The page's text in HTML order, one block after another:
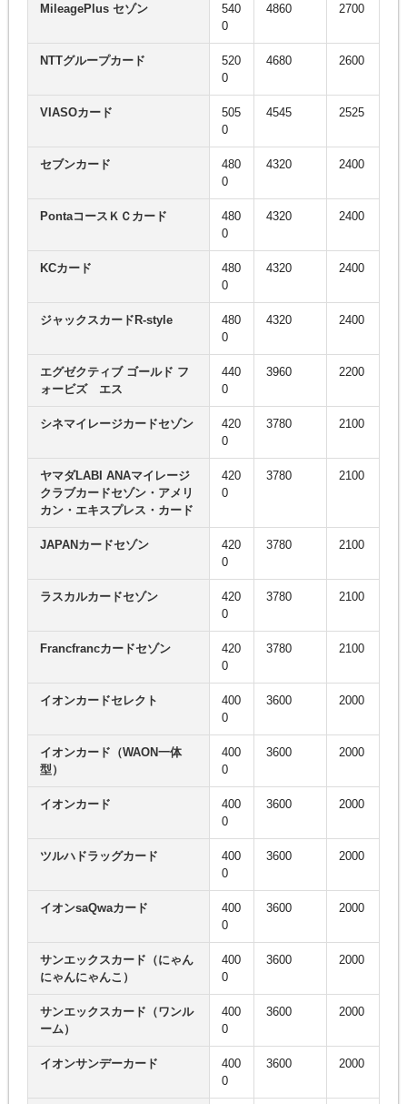
MileagePlus セゾン
540
0
4860 2700
NTTグループカード
520
0
4680 2600
VIASOカード
505
0
4545 2525
セブンカード
480
0
4320 2400
PontaコースＫＣカード
480
0
4320 2400
KCカード
480
0
4320 2400
ジャックスカードR-style
480
0
4320 2400
エグゼクティブ ゴールド フ
ォービズ エス
440
0
3960 2200
シネマイレージカードセゾン
420
0
3780 2100
ヤマダLABI ANAマイレージ
クラブカードセゾン・アメリ
カン・エキスプレス・カード
420
0
3780 2100
JAPANカードセゾン
420
0
3780 2100
ラスカルカードセゾン
420
0
3780 2100
Francfrancカードセゾン
420
0
3780 2100
イオンカードセレクト
400
0
3600 2000
イオンカード（WAON一体
型）
400
0
3600 2000
イオンカード
400
0
3600 2000
ツルハドラッグカード
400
0
3600 2000
イオンsaQwaカード
400
0
3600 2000
サンエックスカード（にゃん
にゃんにゃんこ）
400
0
3600 2000
サンエックスカード（ワンル
ーム）
400
0
3600 2000
イオンサンデーカード
400
0
3600 2000